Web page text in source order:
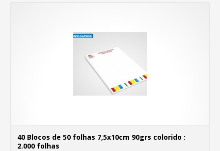
40 Blocos de 50 folhas 7,5x10cm 90grs colorido :
2.000 folhas